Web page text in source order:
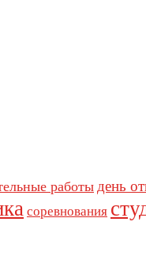
работы день
соревнования